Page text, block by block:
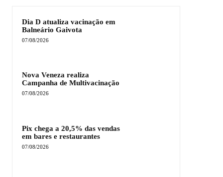
Dia D atualiza vacinação em
Balneário Gaivota
07/08/2026
Nova Veneza realiza
Campanha de Multivacinação
07/08/2026
Pix chega a 20,5% das vendas
em bares e restaurantes
07/08/2026